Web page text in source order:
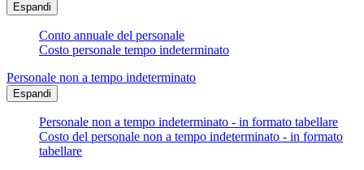
Espandi
Conto annuale del personale
Costo personale tempo indeterminato
Personale non a tempo indeterminato
Espandi
Personale non a tempo indeterminato - in formato tabellare
Costo del personale non a tempo indeterminato - in formato
tabellare